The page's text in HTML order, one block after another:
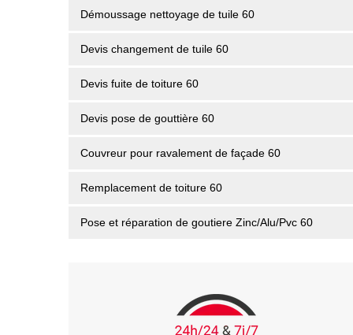
Démoussage nettoyage de tuile 60
Devis changement de tuile 60
Devis fuite de toiture 60
Devis pose de gouttière 60
Couvreur pour ravalement de façade 60
Remplacement de toiture 60
Pose et réparation de goutiere Zinc/Alu/Pvc 60